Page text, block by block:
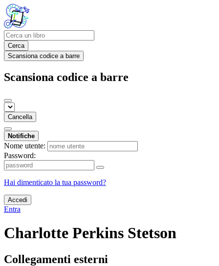
Cerca
Scansiona codice a barre
Scansiona codice a barre
Cancella
Notifiche
Nome utente:
Password:
Hai dimenticato la tua password?
Accedi
Entra
Charlotte Perkins Stetson
Collegamenti esterni